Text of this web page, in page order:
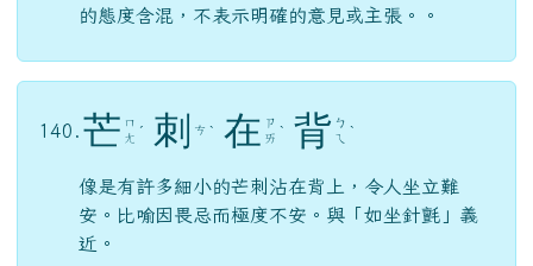
的態度含混，不表示明確的意見或主張。。
140. 芒 ㄇ
ㄤ ˊ 刺 ㄘ ˋ 在 ㄗ
ㄞ ˋ 背 ㄅ
ㄟ ˋ
像是有許多細小的芒刺沾在背上，令人坐立難
安。比喻因畏忌而極度不安。與「如坐針氈」義
近。